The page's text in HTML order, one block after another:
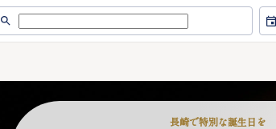
長崎で特別な誕生日を